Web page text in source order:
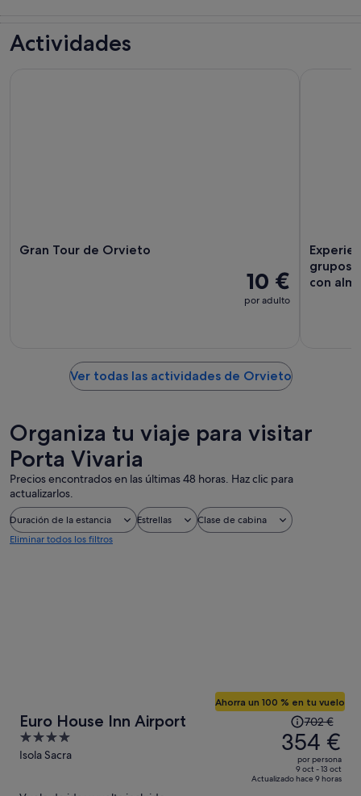
Actividades
Gran Tour de Orvieto
10 €
por adulto
grupos
con
Ver todas las actividades de Orvieto
Organiza tu viaje para visitar
Porta Vivaria
Precios encontrados en las últimas 48 horas. Haz clic para
actualizarlos.
Duración de la estancia Estrellas
Clase de cabina
Eliminar todos los filtros
Euro House Inn Airport
4
out
5
Isola Sacra
Ahorra un 100 % en tu vuelo
precio
era
702 €,
702 €
354 €
por persona
9 oct - 13 oct
Actualizado hace 9 horas